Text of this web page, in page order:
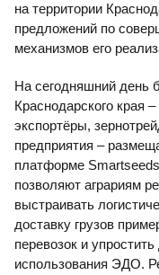
на территории
предложений по
механизмов его
На сегодняшний день
Краснодарского края
экспортёры,
предприятия –
платформе
позволяют аграриям
выстраивать
доставку грузов
перевозок и
использования ЭДО.